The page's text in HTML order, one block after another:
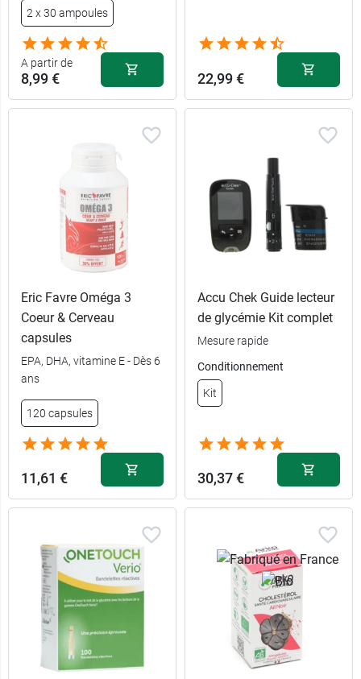
2 x 30 ampoules
A partir de
8,99 €
ampoules
15,99 €
22,99 €
Eric Favre Oméga 3
Coeur & Cerveau
capsules
EPA, DHA, vitamine E - Dès 6
ans
120 capsules
11,61 €
Accu Chek Guide lecteur
de glycémie Kit complet
Mesure rapide
Conditionnement
Kit
30,37 €